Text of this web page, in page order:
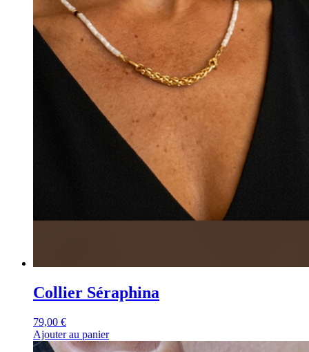
Collier Séraphina
79,00 €
Ajouter au panier